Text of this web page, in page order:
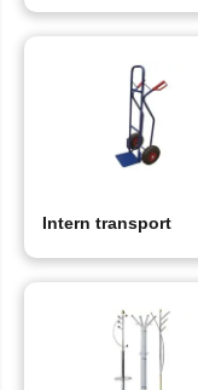
Intern transport